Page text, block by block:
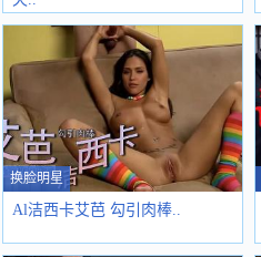
换脸明星
Al洁西卡艾芭 勾引肉棒..